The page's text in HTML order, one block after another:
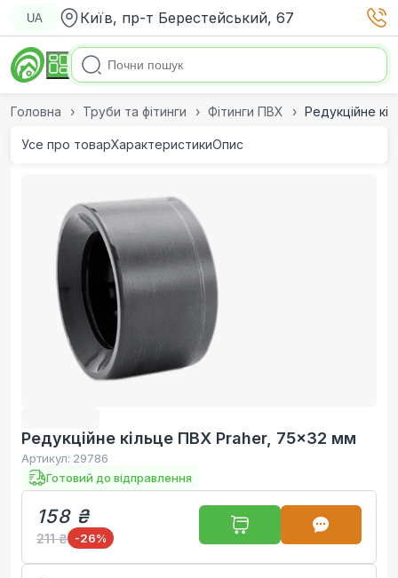
UA Київ, пр-т Берестейський, 67
Головна Труби та фітинги Фітинги ПВХ Редукційне
Усе про товарХарактеристикиОпис
Редукційне кільце ПВХ Praher, 75x32 мм
Артикул: 29786
Готовий до відправлення
158 ₴
211 ₴ -26%